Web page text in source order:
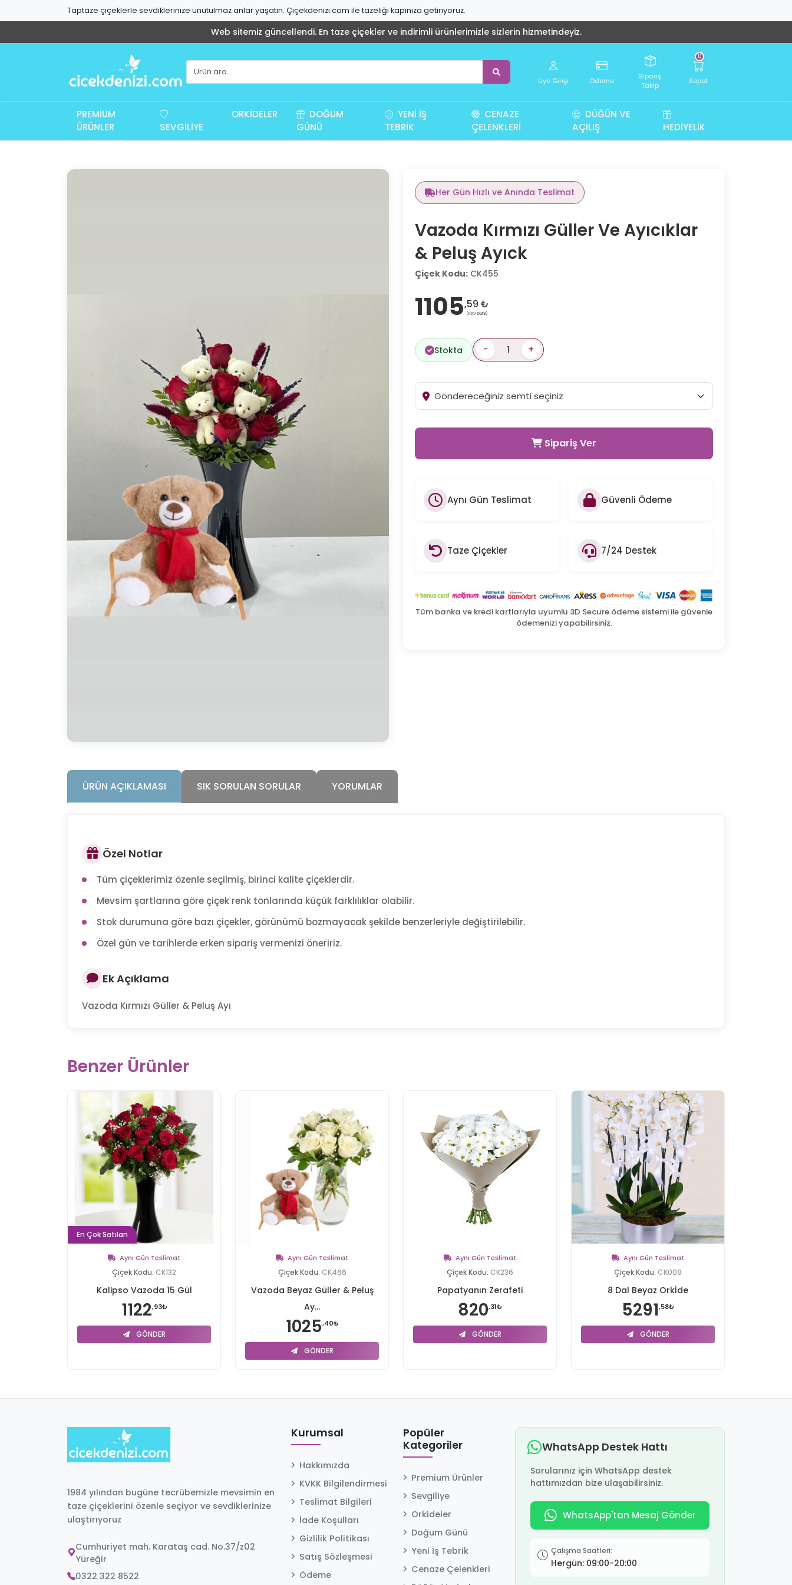
Taptaze çiçeklerle sevdiklerinize unutulmaz anlar yaşatın. Çiçekdenizi.com ile tazeliği kapınıza getiriyoruz.
Web sitemiz güncellendi. En taze çiçekler ve indirimli ürünlerimizle sizlerin hizmetindeyiz.
Üye Girişi Ödeme
Sipariş
Takip
Sepet
0
PREMIUM
ÜRÜNLER
SEVGILIYE
ORKIDELER
DOĞUM
GÜNÜ
YENI İŞ
TEBRIK
CENAZE
ÇELENKLERI
DÜĞÜN VE
AÇILIŞ
HEDIYELIK
Her Gün Hızlı ve Anında Teslimat
Vazoda Kırmızı Güller Ve Ayıcıklar
& Peluş Ayıck
Çiçek Kodu: CK455
1105,59 ₺
(KDV Dahil)
Stokta - +
Sipariş Ver
Aynı Gün Teslimat Güvenli Ödeme
Taze Çiçekler 7/24 Destek
Tüm banka ve kredi kartlarıyla uyumlu 3D Secure ödeme sistemi ile güvenle
ödemenizi yapabilirsiniz.
ÜRÜN AÇIKLAMASI SIK SORULAN SORULAR YORUMLAR
Özel Notlar
Tüm çiçeklerimiz özenle seçilmiş, birinci kalite çiçeklerdir.
Mevsim şartlarına göre çiçek renk tonlarında küçük farklılıklar olabilir.
Stok durumuna göre bazı çiçekler, görünümü bozmayacak şekilde benzerleriyle değiştirilebilir.
Özel gün ve tarihlerde erken sipariş vermenizi öneririz.
Ek Açıklama
Vazoda Kırmızı Güller & Peluş Ayı
Benzer Ürünler
En Çok Satılan
Aynı Gün Teslimat
Çiçek Kodu: CK132
Kalipso Vazoda 15 Gül
1122,93₺
GÖNDER
Aynı Gün Teslimat
Çiçek Kodu: CK466
Vazoda Beyaz Güller & Peluş
Ay...
1025,40₺
GÖNDER
Aynı Gün Teslimat
Çiçek Kodu: CK236
Papatyanın Zerafeti
820,31₺
GÖNDER
Aynı Gün Teslimat
Çiçek Kodu: CK009
8 Dal Beyaz Orkİde
5291,58₺
GÖNDER
1984 yılından bugüne tecrübemizle mevsimin en
taze çiçeklerini özenle seçiyor ve sevdiklerinize
ulaştırıyoruz
Cumhuriyet mah. Karataş cad. No.37/z02
Yüreğir
0322 322 8522
Kurumsal
Hakkımızda
KVKK Bilgilendirmesi
Teslimat Bilgileri
İade Koşulları
Gizlilik Politikası
Satış Sözleşmesi
Ödeme
Popüler
Kategoriler
Premium Ürünler
Sevgiliye
Orkideler
Doğum Günü
Yeni İş Tebrik
Cenaze Çelenkleri
WhatsApp Destek Hattı
Sorularınız için WhatsApp destek
hattımızdan bize ulaşabilirsiniz.
WhatsApp'tan Mesaj Gönder
Çalışma Saatleri:
Hergün: 09:00-20:00